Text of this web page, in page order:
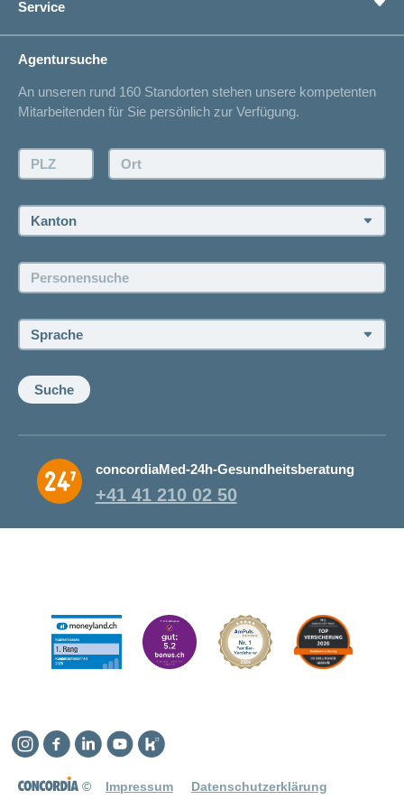
Ich suche eine Versicherung für
Lebenssituation
Sparen bei der Versicherung
Gesundheitskompass
concordiaMed
Service
Spitalliste
Unfallmeldung
Offertanfrage
Rückruf anfordern
Offene Stellen
Agentursuche
An unseren rund 160 Standorten stehen unsere kompetenten
Mitarbeitenden für Sie persönlich zur Verfügung.
PLZ: Ort:
Kanton:
Personensuche:
Sprache:
Suche
concordiaMed-24h-Gesundheitsberatung
+41 41 210 02 50
© Impressum Datenschutzerklärung
Instagram
Facebook
LinkedinYouTube
Kununu